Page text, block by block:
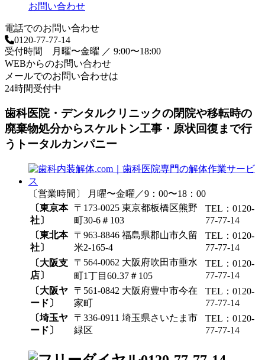
お問い合わせ
電話でのお問い合わせ
0120-77-77-14
受付時間 月曜〜金曜 ／ 9:00〜18:00
WEBからのお問い合わせ
メールでのお問い合わせは
24時間受付中
歯科医院・デンタルクリニックの閉院や移転時の
廃棄物処分からスケルトン工事・原状回復まで行
うトータルカンパニー
〔営業時間〕 月曜〜金曜／9：00〜18：00
〔東京本
社〕
〒173-0025 東京都板橋区熊野
町30-6＃103
TEL：0120-
77-77-14
〔東北本
社〕
〒963-8846 福島県郡山市久留
米2-165-4
TEL：0120-
77-77-14
〔大阪支
店〕
〒564-0062 大阪府吹田市垂水
町1丁目60₋37＃105
TEL：0120-
77-77-14
〔大阪ヤ
ード〕
〒561-0842 大阪府豊中市今在
家町
TEL：0120-
77-77-14
〔埼玉ヤ
ード〕
〒336-0911 埼玉県さいたま市
緑区
TEL：0120-
77-77-14